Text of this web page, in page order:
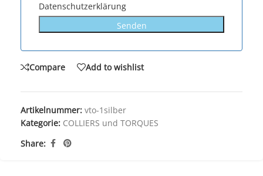
Datenschutzerklärung
Senden
Compare Add to wishlist
Artikelnummer: vto-1silber
Kategorie: COLLIERS und TORQUES
Share: